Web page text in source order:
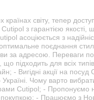
світу, тепер
з гарантією
асоціюється з
поєднання
за адресою. Переваги
підходить для всіх
- Вигідні акції на
Чому варто
Cutipol; - Пропонуємо
покупкою; - Працюємо